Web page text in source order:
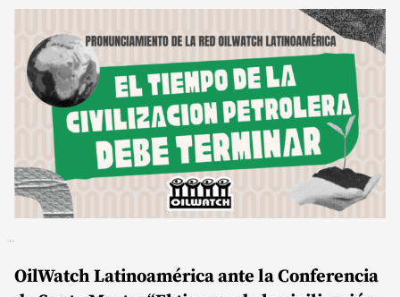
OilWatch Latinoamérica ante la Conferencia